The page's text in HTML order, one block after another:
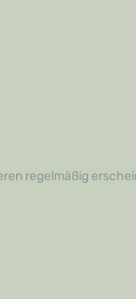
regelmäßig